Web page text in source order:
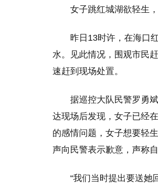
女子跳红城湖欲轻生
昨日13时许，在海口
水。见此情况，围观市民
速赶到现场处置。
据巡控大队民警罗勇
达现场后发现，女子已经
的感情问题，女子想要轻
声向民警表示歉意，声称
“我们当时提出要送她